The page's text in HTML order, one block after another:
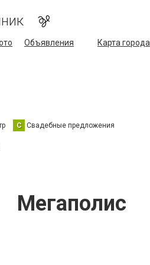
Объявления Карта города
С Свадебные предложения
Мегаполис